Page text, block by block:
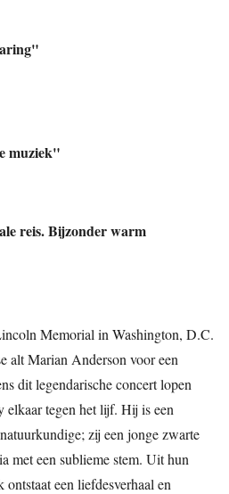
muziek"
reis. Bijzonder warm
Memorial in Washington, D.C.
alt Marian Anderson voor een
dit legendarische concert lopen
tegen het lijf. Hij is een
zij een jonge zwarte
met een sublieme stem. Uit hun
een liefdesverhaal en